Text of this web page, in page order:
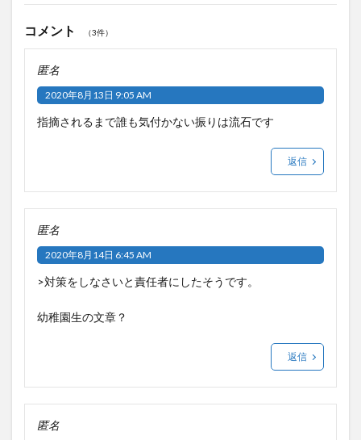
コメント （3件）
匿名
2020年8月13日 9:05 AM
指摘されるまで誰も気付かない振りは流石です
返信
匿名
2020年8月14日 6:45 AM
>対策をしなさいと責任者にしたそうです。
幼稚園生の文章？
返信
匿名